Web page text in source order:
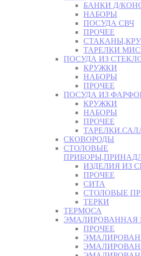
БАНКИ Д/
НАБОРЫ
ПОСУДА СВЧ
ПРОЧЕЕ
ТАРЕЛКИ
ПОСУДА ИЗ
КРУЖКИ
НАБОРЫ
ПРОЧЕЕ
ПОСУДА ИЗ
КРУЖКИ
НАБОРЫ
ПРОЧЕЕ
СКОВОРОДЫ
СТОЛОВЫЕ
ИЗДЕЛИЯ ИЗ
ПРОЧЕЕ
СИТА
СТОЛОВЫЕ
ТЕРКИ
ТЕРМОСА
ЭМАЛИРОВАННАЯ
ПРОЧЕЕ